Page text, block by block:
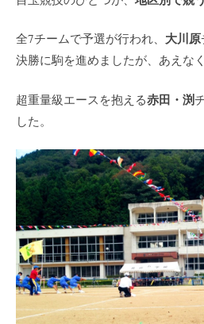
全7チームで予選が行われ、 大川原
決勝に駒を進めましたが、あえな
超重量級エースを抱える赤田・渕
した。